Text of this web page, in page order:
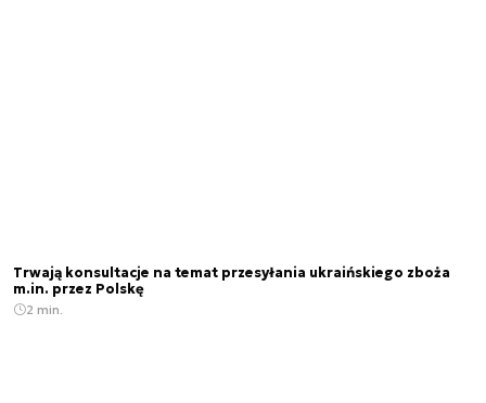
Trwają konsultacje na temat przesyłania ukraińskiego zboża
m.in. przez Polskę
2 min.